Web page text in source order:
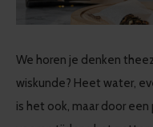
We horen je denken
wiskunde? Heet water,
is het ook, maar door